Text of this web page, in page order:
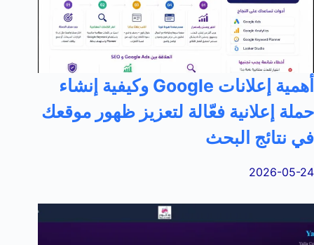
أهمية إعلانات Google وكيفية إنشاء
حملة إعلانية فعّالة لتعزيز ظهور موقعك
في نتائج البحث
2026-05-24